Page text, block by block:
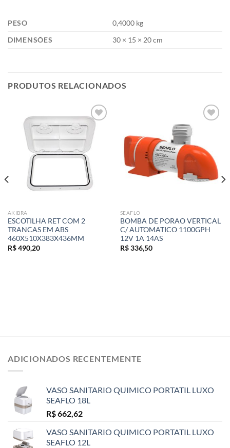
PESO
0,4000 kg
DIMENSÕES
30 × 15 × 20 cm
PRODUTOS RELACIONADOS
Add to
wishlist
AKIBRA
ESCOTILHA RET COM 2
TRANCAS EM ABS
460X510X383X436MM
R$490,20
SEAFLO
BOMBA DE PORAO VERTICAL
C/ AUTOMATICO 1100GPH
12V 1A 14AS
R$336,50
ADICIONADOS RECENTEMENTE
VASO SANITARIO QUIMICO PORTATIL LUXO
SEAFLO 18L
R$662,62
VASO SANITARIO QUIMICO PORTATIL LUXO
SEAFLO 12L